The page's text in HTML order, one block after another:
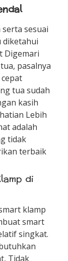
sesuai
diketahui
Digemari
pasalnya
tua sudah
kasih
Lebih
adalah
tidak
terbaik
di
klamp
smart
singkat.
Tidak